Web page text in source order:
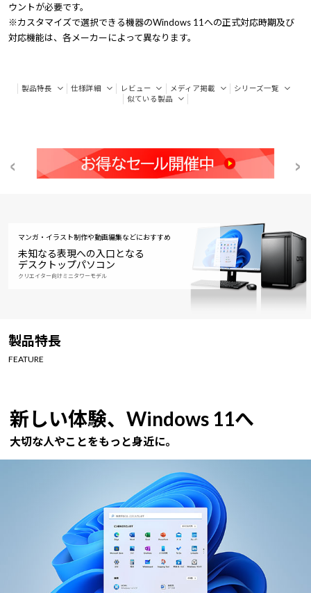
ウントが必要です。
※カスタマイズで選択できる機器のWindows 11への正式対応時期及び
対応機能は、各メーカーによって異なります。
製品特長 仕様詳細 レビュー メディア掲載
シリーズ一覧
似ている製品
マンガ・イラスト制作や動画編集などにおすすめ
未知なる表現への入口となる
デスクトップパソコン
クリエイター向けミニタワーモデル
製品特長
FEATURE
新しい体験、Windows 11へ
大切な人やことをもっと身近に。